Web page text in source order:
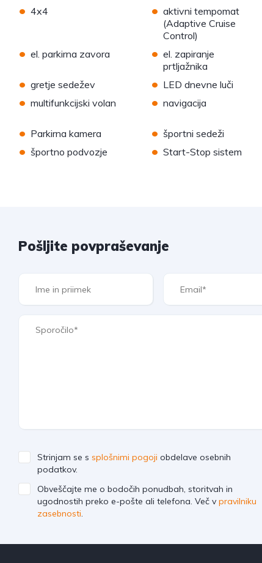
• 4x4 • aktivni tempomat
(Adaptive Cruise
Control)
• el. parkirna zavora • el. zapiranje
prtljažnika
• gretje sedežev • LED dnevne luči
• multifunkcijski volan • navigacija
• Parkirna kamera • športni sedeži
• športno podvozje • Start-Stop sistem
Pošljite povpraševanje
Strinjam se s splošnimi pogoji obdelave osebnih
podatkov.
Obveščajte me o bodočih ponudbah, storitvah in
ugodnostih preko e-pošte ali telefona. Več v pravilniku
zasebnosti.